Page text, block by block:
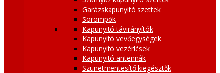
Garázskapunyitó szettek
Sorompók
Kapunyitó távirányítók
Kapunyitó vevőegységek
Kapunyitó vezérlések
Kapunyitó antennák
Szünetmentesítő kiegésztők